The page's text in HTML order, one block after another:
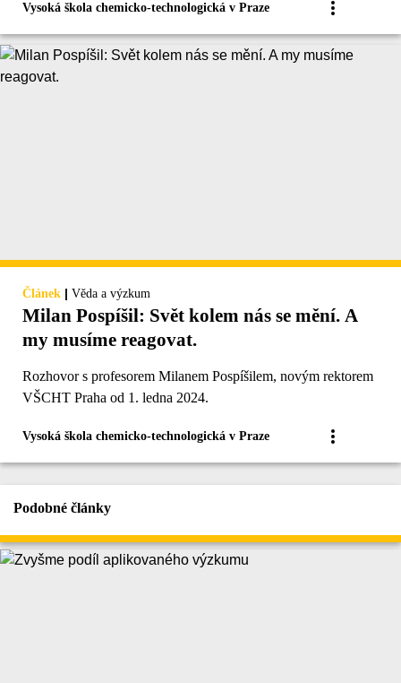
Vysoká škola chemicko-technologická v Praze
Článek | Věda a výzkum
Milan Pospíšil: Svět kolem nás se mění. A
my musíme reagovat.
Rozhovor s profesorem Milanem Pospíšilem, novým rektorem
VŠCHT Praha od 1. ledna 2024.
Vysoká škola chemicko-technologická v Praze
Podobné články